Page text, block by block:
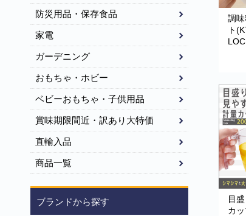
調
ト
グ
シ
目
カ
防災用品・保存食品
家電
ガーデニング
おもちゃ・ホビー
ベビーおもちゃ・子供用品
賞味期限間近・訳あり大特価
直輸入品
商品一覧
ブランドから探す